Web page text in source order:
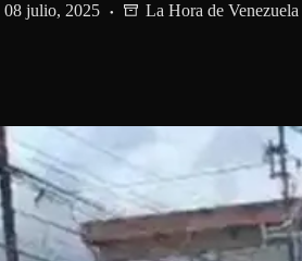
08 julio, 2025 La Hora de Venezuela